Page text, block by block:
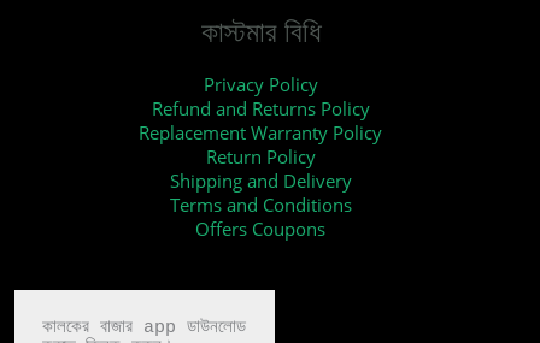
কাস্টমার বিধি
Privacy Policy
Refund and Returns Policy
Replacement Warranty Policy
Return Policy
Shipping and Delivery
Terms and Conditions
Offers Coupons
কালকের বাজার app ডাউনলোড